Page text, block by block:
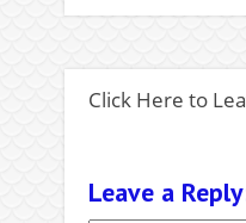
Click Here to
Leave a